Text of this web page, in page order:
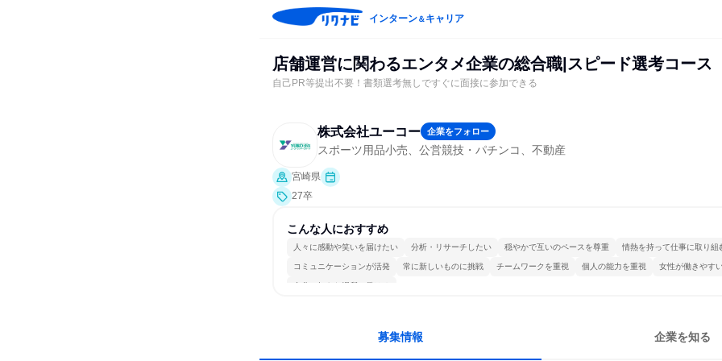
インターン＆キャリア
店舗運営に関わるエンタメ企業の総合職|スピード選考コース
自己PR等提出不要！書類選考無しですぐに面接に参加できる
株式会社ユーコー 企業をフォロー
スポーツ用品小売、公営競技・パチンコ、不動産
宮崎県
27卒
こんな人におすすめ
人々に感動や笑いを届けたい 分析・リサーチしたい 穏やかで互いのペースを尊重 情熱を持って仕事に取り組
コミュニケーションが活発 常に新しいものに挑戦 チームワークを重視 個人の能力を重視 女性が働きやす
自分の好きな場所で働ける
募集情報 企業を知る